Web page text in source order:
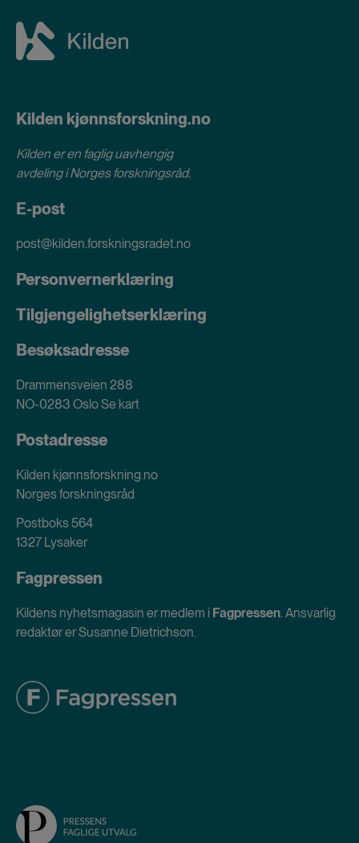
Kilden kjønnsforskning.no
Kilden er en faglig uavhengig
avdeling iNorges forskningsråd.
E-post
post@kilden.forskningsradet.no
Personvernerklæring
Tilgjengelighetserklæring
Besøksadresse
Drammensveien 288
NO-0283 OsloSe kart
Postadresse
Kilden kjønnsforskning.no
Norges forskningsråd
Postboks 564
1327 Lysaker
Fagpressen
Kildens nyhetsmagasin er medlem i Fagpressen. Ansvarlig
redaktør er Susanne Dietrichson.